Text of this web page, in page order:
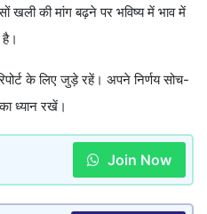
खली की मांग बढ़ने पर भविष्य में भाव में
के लिए जुड़े रहें। अपने निर्णय सोच-
ध्यान रखें।
Join Now